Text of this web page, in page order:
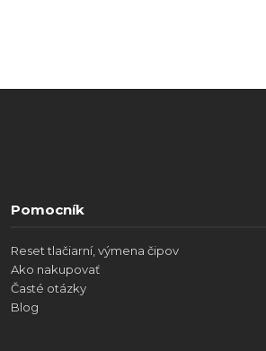
Pomocník
Reset tlačiarní, výmena čipov
Ako nakupovať
Časté otázky
Blog